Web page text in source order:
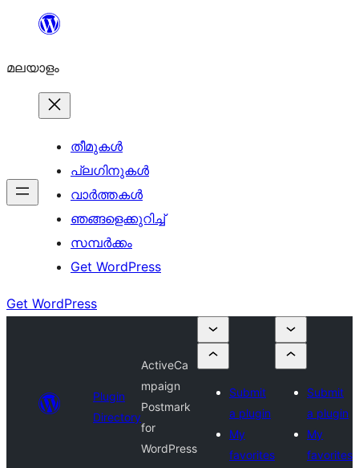
ഉള്ളടക്കത്തിലേക്ക്
മലയാളം
തീമുകൾ
പ്ലഗിനുകൾ
വാര്‍ത്തകള്‍
ഞങ്ങളെക്കുറിച്ച്
സമ്പര്‍ക്കം
Get WordPress
Get WordPress
Plugin
Directory
ActiveCa
mpaign
Postmark
for
WordPress
Submit
a plugin
My
favorites
Submit
a plugin
My
favorites